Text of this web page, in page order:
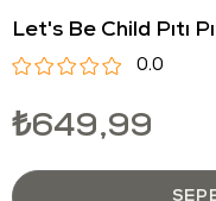
Let's Be Child Pıtı
0.0
₺649,99